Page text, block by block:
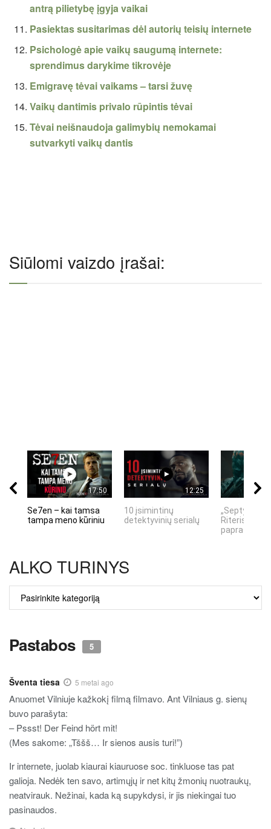
antrą pilietybę įgyja vaikai
Pasiektas susitarimas dėl autorių teisių internete
Psichologė apie vaikų saugumą internete:
sprendimus darykime tikrovėje
Emigravę tėvai vaikams – tarsi žuvę
Vaikų dantimis privalo rūpintis tėvai
Tėvai neišnaudoja galimybių nemokamai
sutvarkyti vaikų dantis
Siūlomi vaizdo įrašai:
17:50
Se7en – kai tamsa
tampa meno kūriniu
12:25
10 įsimintinų
detektyvinių serialų
„Septynių
Riteris" – kai
ALKO TURINYS
ALKO
TURINYS
Pastabos 5
Šventa tiesa 5 metai ago
Anuomet Vilniuje kažkokį filmą filmavo. Ant Vilniaus g. sienų
buvo parašyta:
– Pssst! Der Feind hört mit!
(Mes sakome: „Tššš… Ir sienos ausis turi!”)
Ir internete, juolab kiaurai kiauruose soc. tinkluose tas pat
galioja. Nedėk ten savo, artimųjų ir net kitų žmonių nuotraukų,
neatvirauk. Nežinai, kada ką supykdysi, ir jis niekingai tuo
pasinaudos.